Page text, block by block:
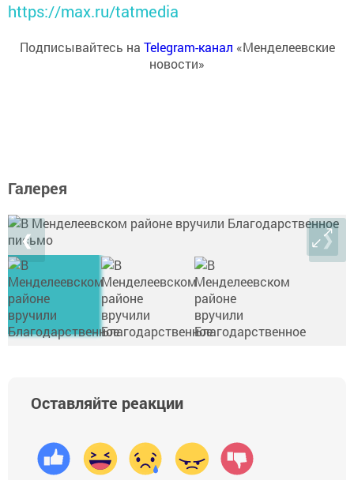
https://max.ru/tatmedia
Подписывайтесь на Telegram-канал «Менделеевские
новости»
Галерея
❮ ❯
Оставляйте реакции